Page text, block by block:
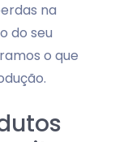
na
do seu
o que